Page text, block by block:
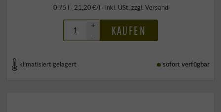
0,75 l · 21,20 €/l · inkl. USt, zzgl. Versand
+
–
KAUFEN
klimatisiert gelagert sofort verfügbar